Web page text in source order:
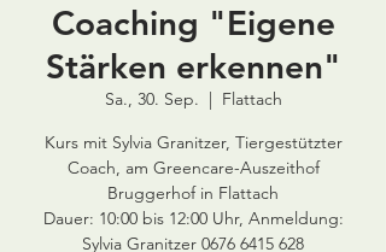
Coaching "Eigene
Stärken erkennen"
Sa., 30. Sep.
  |
Flattach
Kurs mit Sylvia Granitzer, Tiergestützter
Coach, am Greencare-Auszeithof
Bruggerhof in Flattach
Dauer: 10:00 bis 12:00 Uhr, Anmeldung: